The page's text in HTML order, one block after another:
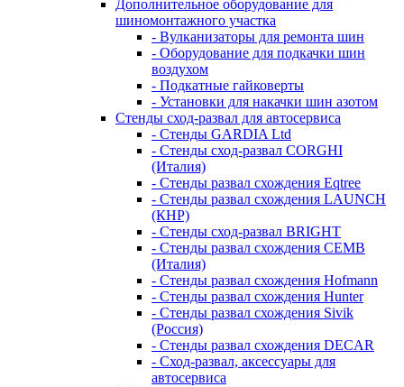
Дополнительное оборудование для
шиномонтажного участка
- Вулканизаторы для ремонта шин
- Оборудование для подкачки шин
воздухом
- Подкатные гайковерты
- Установки для накачки шин азотом
Стенды сход-развал для автосервиса
- Стенды GARDIA Ltd
- Стенды сход-развал CORGHI
(Италия)
- Стенды развал схождения Eqtree
- Стенды развал схождения LAUNCH
(КНР)
- Стенды сход-развал BRIGHT
- Стенды развал схождения CEMB
(Италия)
- Стенды развал схождения Hofmann
- Стенды развал схождения Hunter
- Стенды развал схождения Sivik
(Россия)
- Стенды развал схождения DECAR
- Сход-развал, аксессуары для
автосервиса